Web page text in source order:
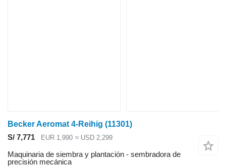
Becker Aeromat 4-Reihig (11301)
S/ 7,771
EUR 1,990 ≈ USD 2,299
Maquinaria de siembra y plantación - sembradora de
precisión mecánica